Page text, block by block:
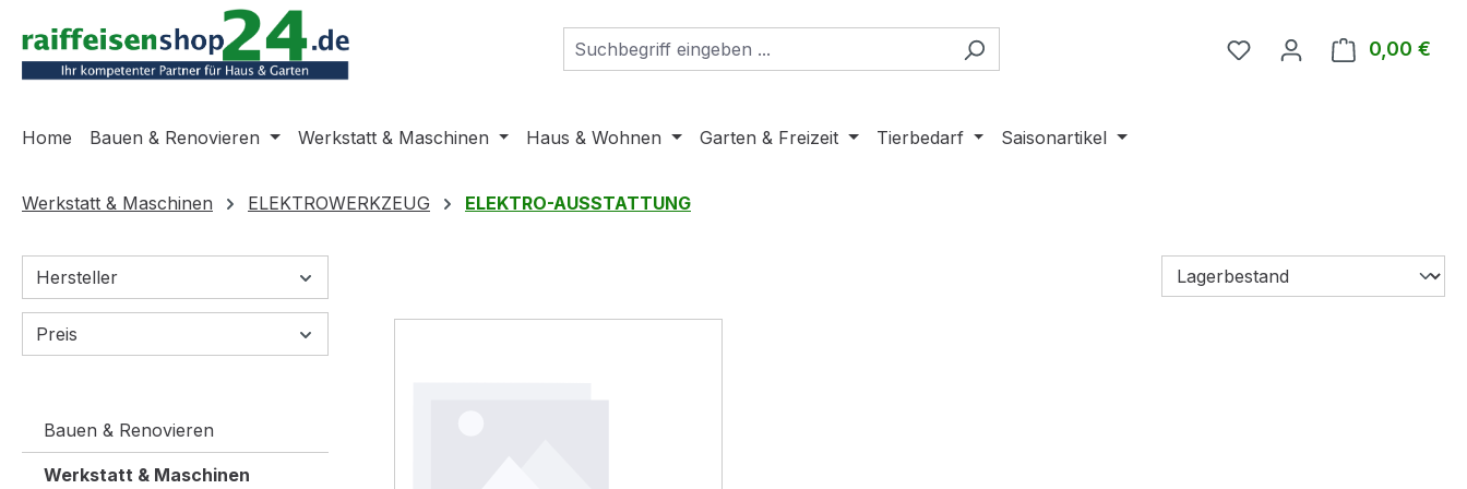
Hauptinhalt springen
Zur Suche springen
Zur Hauptnavigation springen
0,00 €
Home Bauen & Renovieren Werkstatt & Maschinen Haus & Wohnen Garten & Freizeit Tierbedarf Saisonartikel
Werkstatt & Maschinen ELEKTROWERKZEUG ELEKTRO-AUSSTATTUNG
Hersteller
Preis
Bauen & Renovieren
Werkstatt & Maschinen